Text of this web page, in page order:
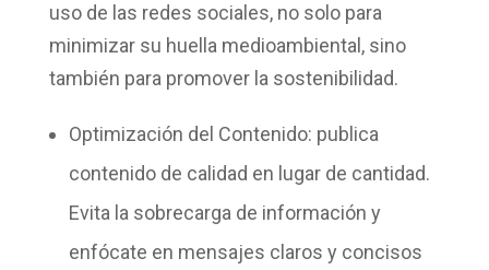
uso de las redes sociales, no solo para
minimizar su huella medioambiental, sino
también para promover la sostenibilidad.
Optimización del Contenido: publica
contenido de calidad en lugar de cantidad.
Evita la sobrecarga de información y
enfócate en mensajes claros y concisos